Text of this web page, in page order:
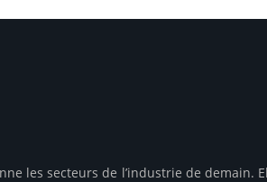
les secteurs de l’industrie de